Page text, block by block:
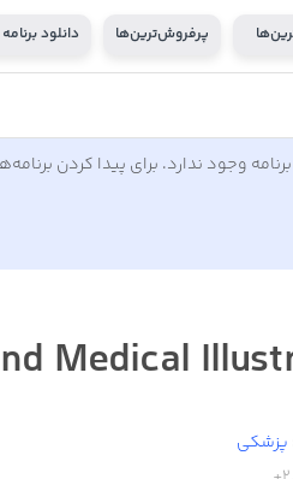
پرفروش‌ترین‌ها دانلود
وجود ندارد. برای پیدا کردن
Medical
پزشکی